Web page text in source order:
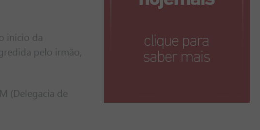
início da
pelo irmão,
(Delegacia de